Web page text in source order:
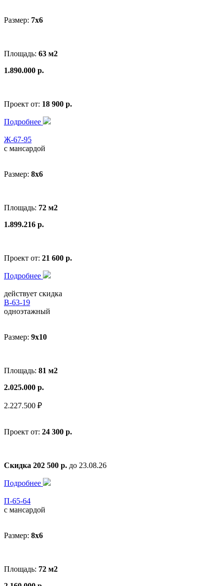
Размер: 7х6
Площадь: 63 м2
1.890.000 р.
Проект от: 18 900 р.
Подробнее
Ж-67-95
с мансардой
Размер: 8x6
Площадь: 72 м2
1.899.216 р.
Проект от: 21 600 р.
Подробнее
действует скидка
В-63-19
одноэтажный
Размер: 9x10
Площадь: 81 м2
2.025.000 р.
2.227.500 ₽
Проект от: 24 300 р.
Скидка 202 500 р. до 23.08.26
Подробнее
П-65-64
с мансардой
Размер: 8x6
Площадь: 72 м2